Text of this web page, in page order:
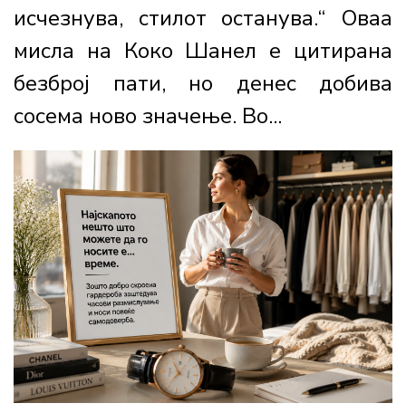
исчезнува, стилот останува.“ Оваа
мисла на Коко Шанел е цитирана
безброј пати, но денес добива
сосема ново значење. Во...